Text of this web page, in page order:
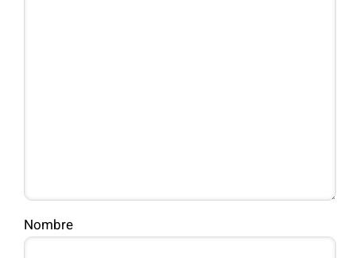
Nombre